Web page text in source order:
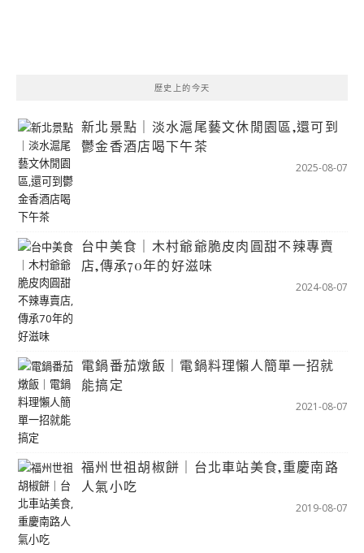
歷史上的今天
新北景點｜淡水滬尾藝文休閒園區,還可到
鬱金香酒店喝下午茶
2025-08-07
台中美食｜木村爺爺脆皮肉圓甜不辣專賣
店,傳承70年的好滋味
2024-08-07
電鍋番茄燉飯｜電鍋料理懶人簡單一招就
能搞定
2021-08-07
福州世祖胡椒餅｜台北車站美食,重慶南路
人氣小吃
2019-08-07